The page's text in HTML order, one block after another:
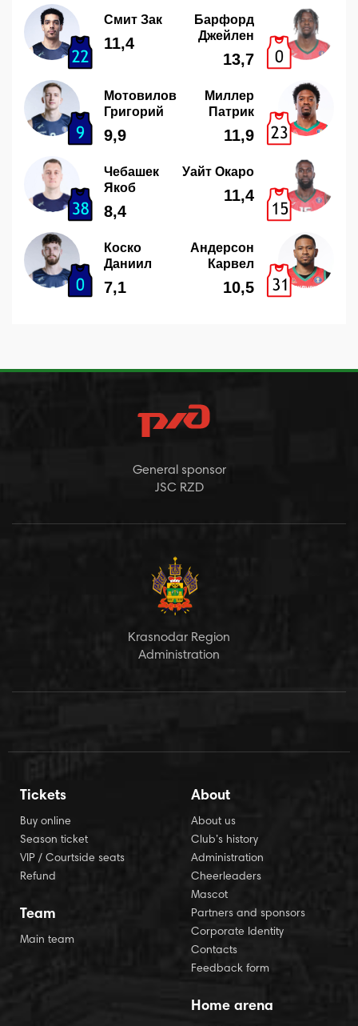
General sponsor
JSC RZD
Krasnodar Region
Administration
Tickets
Buy online
Season ticket
VIP / Courtside seats
Refund
Team
Main team
About
About us
Club’s history
Administration
Cheerleaders
Mascot
Partners and sponsors
Corporate Identity
Contacts
Feedback form
Home arena